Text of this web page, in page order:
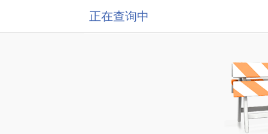
正在查询中